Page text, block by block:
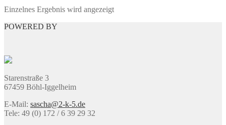
Varianten
Einzelnes Ergebnis wird angezeigt
POWERED BY
Starenstraße 3
67459 Böhl-Iggelheim
E-Mail: sascha@2-k-5.de
Tele: 49 (0) 172 / 6 39 29 32